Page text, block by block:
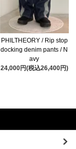
PHILTHEORY / Rip stop
docking denim pants / N
avy
24,000円(税込26,400円)